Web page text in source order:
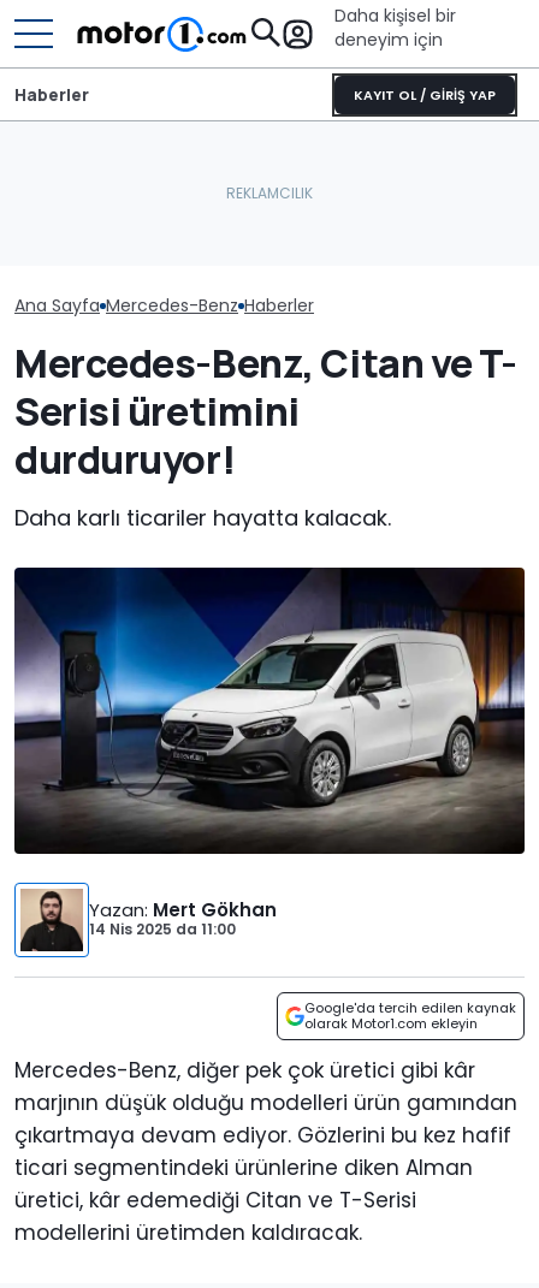
Daha kişisel bir
deneyim için
KAYIT OL / GİRİŞ YAP
Haberler
Ana Sayfa Mercedes-Benz Haberler
Mercedes-Benz, Citan ve T-
Serisi üretimini
durduruyor!
Daha karlı ticariler hayatta kalacak.
Yazan: Mert Gökhan
14 Nis 2025 da 11:00
Google'da tercih edilen kaynak
olarak Motor1.com ekleyin
Mercedes-Benz, diğer pek çok üretici gibi kâr
marjının düşük olduğu modelleri ürün gamından
çıkartmaya devam ediyor. Gözlerini bu kez hafif
ticari segmentindeki ürünlerine diken Alman
üretici, kâr edemediği Citan ve T-Serisi
modellerini üretimden kaldıracak.